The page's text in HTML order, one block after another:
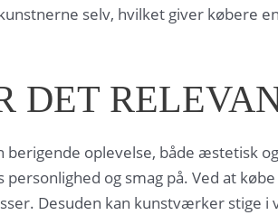
selv, hvilket giver købere
DET
oplevelse, både æstetisk
og smag på. Ved at
Desuden kan kunstværker stige